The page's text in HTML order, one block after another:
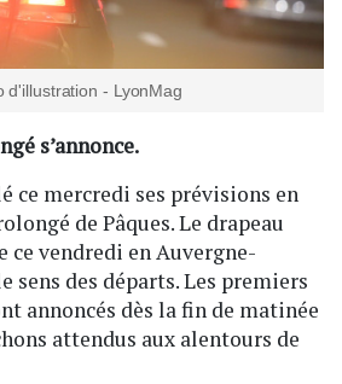
d'illustration - LyonMag
s’annonce.
ce mercredi ses prévisions en
de Pâques. Le drapeau
ce vendredi en Auvergne-
sens des départs. Les premiers
annoncés dès la fin de matinée
attendus aux alentours de